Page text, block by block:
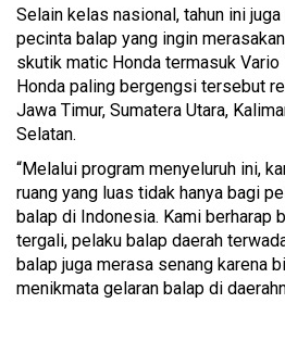
Selain kelas nasional, tahun ini
pecinta balap yang ingin
skutik matic Honda termasuk
Honda paling bergengsi tersebut
Jawa Timur, Sumatera Utara,
Selatan.
“Melalui program menyeluruh ini,
ruang yang luas tidak hanya bagi
balap di Indonesia. Kami berharap
tergali, pelaku balap daerah
balap juga merasa senang karena
menikmata gelaran balap di